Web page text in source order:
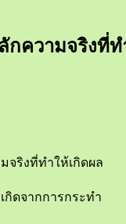
กความจริงที่ท
จริงที่ทำให้เกิดผล
กิดจากการกระทำ